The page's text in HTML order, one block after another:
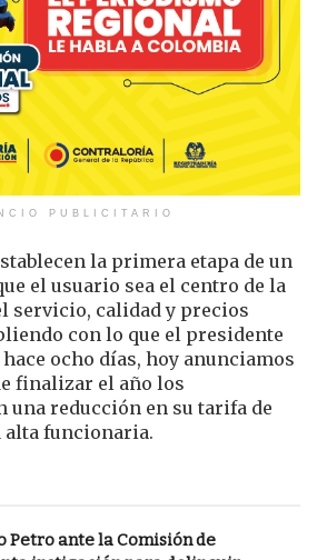
PUBLICITARIO
la primera etapa de un
el usuario sea el centro de la
servicio, calidad y precios
con lo que el presidente
ocho días, hoy anunciamos
finalizar el año los
una reducción en su tarifa de
alta funcionaria.
Petro ante la Comisión de